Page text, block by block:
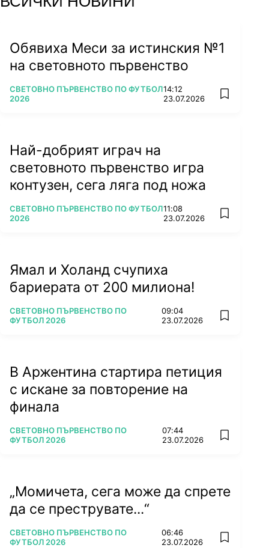
Обявиха Меси за истинския №1
на световното първенство
ПОВЕЧЕ ОТ
СВЕТОВНО ПЪРВЕНСТВО ПО ФУТБОЛ
2026
14:12
23.07.2026
add
Най-добрият играч на
световното първенство игра
контузен, сега ляга под ножа
ПОВЕЧЕ ОТ
СВЕТОВНО ПЪРВЕНСТВО ПО ФУТБОЛ
2026
11:08
23.07.2026
add
Ямал и Холанд счупиха
бариерата от 200 милиона!
ПОВЕЧЕ ОТ
СВЕТОВНО ПЪРВЕНСТВО ПО
ФУТБОЛ 2026
09:04
23.07.2026
add
В Аржентина стартира петиция
с искане за повторение на
финала
ПОВЕЧЕ ОТ
СВЕТОВНО ПЪРВЕНСТВО ПО
ФУТБОЛ 2026
07:44
23.07.2026
add
„Момичета, сега може да спрете
да се преструвате...“
ПОВЕЧЕ ОТ
СВЕТОВНО ПЪРВЕНСТВО ПО
ФУТБОЛ 2026
06:46
23.07.2026
add